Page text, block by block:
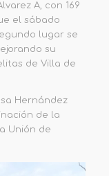
A, con 169
el sábado
lugar se
su
de Villa de
Hernández
de la
Unión de